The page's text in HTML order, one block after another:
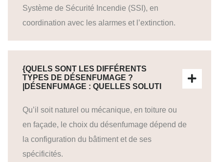
Système de Sécurité Incendie (SSI), en
coordination avec les alarmes et l’extinction.
{QUELS SONT LES DIFFÉRENTS
TYPES DE DÉSENFUMAGE ?
|DÉSENFUMAGE : QUELLES SOLUTI
Qu’il soit naturel ou mécanique, en toiture ou
en façade, le choix du désenfumage dépend de
la configuration du bâtiment et de ses
spécificités.